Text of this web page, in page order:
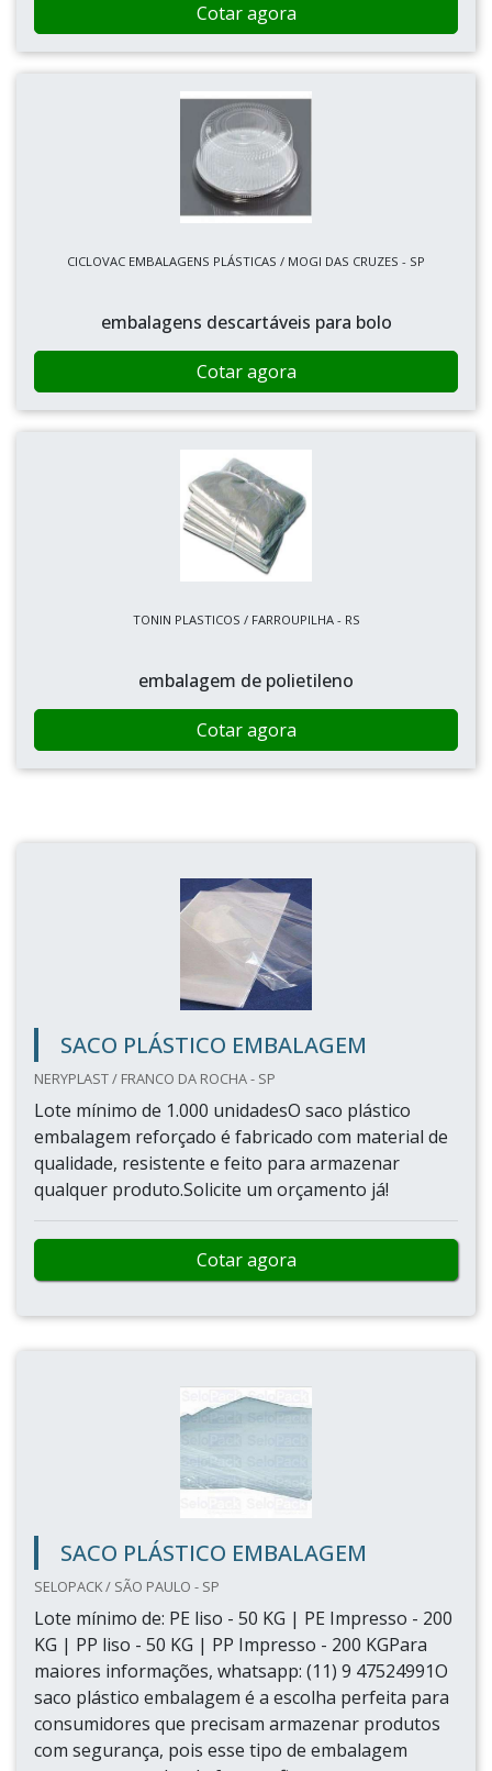
Cotar agora
CICLOVAC EMBALAGENS PLÁSTICAS / MOGI DAS CRUZES - SP
embalagens descartáveis para bolo
Cotar agora
TONIN PLASTICOS / FARROUPILHA - RS
embalagem de polietileno
Cotar agora
SACO PLÁSTICO EMBALAGEM
NERYPLAST / FRANCO DA ROCHA - SP
Lote mínimo de 1.000 unidadesO saco plástico
embalagem reforçado é fabricado com material de
qualidade, resistente e feito para armazenar
qualquer produto.Solicite um orçamento já!
Cotar agora
SACO PLÁSTICO EMBALAGEM
SELOPACK / SÃO PAULO - SP
Lote mínimo de: PE liso - 50 KG | PE Impresso - 200
KG | PP liso - 50 KG | PP Impresso - 200 KGPara
maiores informações, whatsapp: (11) 9 47524991O
saco plástico embalagem é a escolha perfeita para
consumidores que precisam armazenar produtos
com segurança, pois esse tipo de embalagem